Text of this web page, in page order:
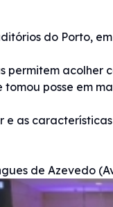
do Porto,
permitem acolher
tomou posse em
e as
de Azevedo